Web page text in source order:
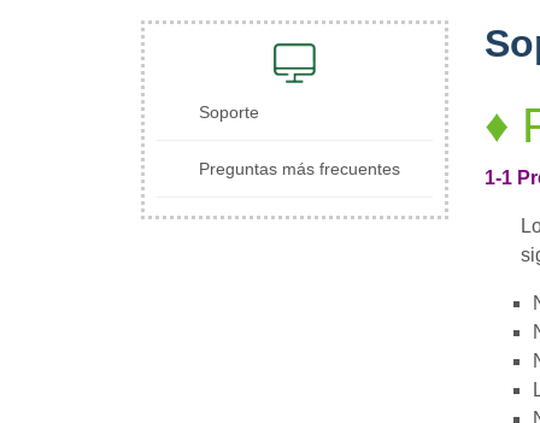
♦
1-1
Soporte
Preguntas más frecuentes